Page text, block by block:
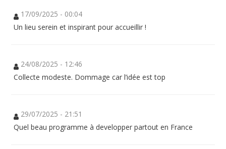
17/09/2025 - 00:04
Un lieu serein et inspirant pour accueillir !
24/08/2025 - 12:46
Collecte modeste. Dommage car l’idée est top
29/07/2025 - 21:51
Quel beau programme à developper partout en France